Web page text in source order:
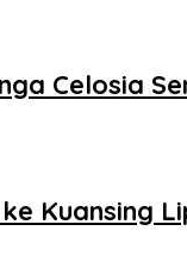
Celosia
Kuansing